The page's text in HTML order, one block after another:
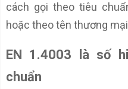
cách gọi theo tiêu
hoặc theo tên thương
EN 1.4003 là số
chuẩn